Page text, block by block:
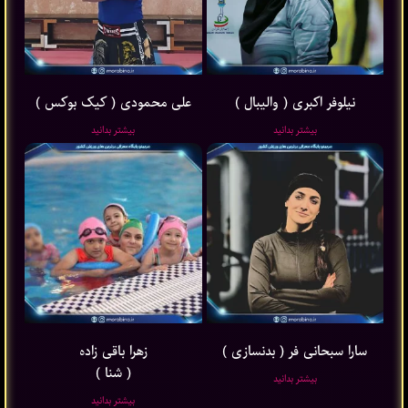
نیلوفر اکبری ( والیبال )
بیشتر بدانید
علی محمودی ( کیک بوکس )
بیشتر بدانید
سارا سبحانی فر ( بدنسازی )
بیشتر بدانید
زهرا باقی ‌زاده
( شنا )
بیشتر بدانید